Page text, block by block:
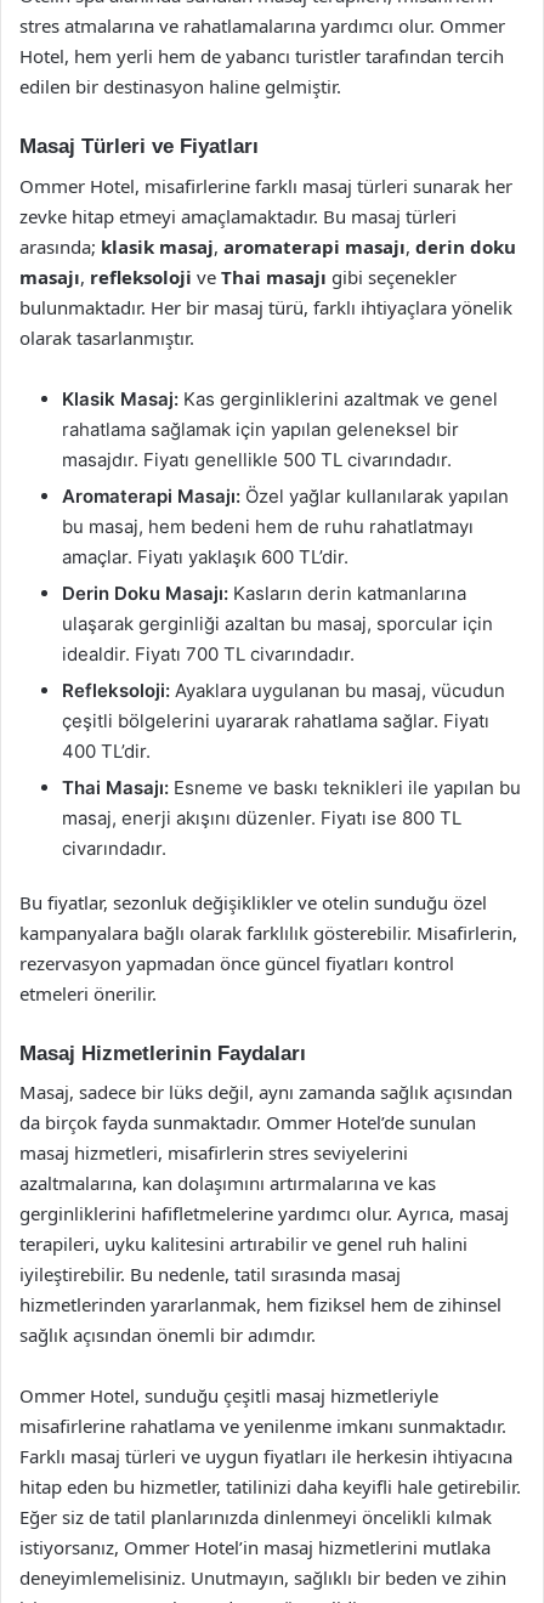
stres atmalarına ve rahatlamalarına yardımcı olur. Ommer
Hotel, hem yerli hem de yabancı turistler tarafından tercih
edilen bir destinasyon haline gelmiştir.
Masaj Türleri ve Fiyatları
Ommer Hotel, misafirlerine farklı masaj türleri sunarak her
zevke hitap etmeyi amaçlamaktadır. Bu masaj türleri
arasında; klasik masaj, aromaterapi masajı, derin doku
masajı, refleksoloji ve Thai masajı gibi seçenekler
bulunmaktadır. Her bir masaj türü, farklı ihtiyaçlara yönelik
olarak tasarlanmıştır.
Klasik Masaj: Kas gerginliklerini azaltmak ve genel
rahatlama sağlamak için yapılan geleneksel bir
masajdır. Fiyatı genellikle 500 TL civarındadır.
Aromaterapi Masajı: Özel yağlar kullanılarak yapılan
bu masaj, hem bedeni hem de ruhu rahatlatmayı
amaçlar. Fiyatı yaklaşık 600 TL’dir.
Derin Doku Masajı: Kasların derin katmanlarına
ulaşarak gerginliği azaltan bu masaj, sporcular için
idealdir. Fiyatı 700 TL civarındadır.
Refleksoloji: Ayaklara uygulanan bu masaj, vücudun
çeşitli bölgelerini uyararak rahatlama sağlar. Fiyatı
400 TL’dir.
Thai Masajı: Esneme ve baskı teknikleri ile yapılan bu
masaj, enerji akışını düzenler. Fiyatı ise 800 TL
civarındadır.
Bu fiyatlar, sezonluk değişiklikler ve otelin sunduğu özel
kampanyalara bağlı olarak farklılık gösterebilir. Misafirlerin,
rezervasyon yapmadan önce güncel fiyatları kontrol
etmeleri önerilir.
Masaj Hizmetlerinin Faydaları
Masaj, sadece bir lüks değil, aynı zamanda sağlık açısından
da birçok fayda sunmaktadır. Ommer Hotel’de sunulan
masaj hizmetleri, misafirlerin stres seviyelerini
azaltmalarına, kan dolaşımını artırmalarına ve kas
gerginliklerini hafifletmelerine yardımcı olur. Ayrıca, masaj
terapileri, uyku kalitesini artırabilir ve genel ruh halini
iyileştirebilir. Bu nedenle, tatil sırasında masaj
hizmetlerinden yararlanmak, hem fiziksel hem de zihinsel
sağlık açısından önemli bir adımdır.
Ommer Hotel, sunduğu çeşitli masaj hizmetleriyle
misafirlerine rahatlama ve yenilenme imkanı sunmaktadır.
Farklı masaj türleri ve uygun fiyatları ile herkesin ihtiyacına
hitap eden bu hizmetler, tatilinizi daha keyifli hale getirebilir.
Eğer siz de tatil planlarınızda dinlenmeyi öncelikli kılmak
istiyorsanız, Ommer Hotel’in masaj hizmetlerini mutlaka
deneyimlemelisiniz. Unutmayın, sağlıklı bir beden ve zihin